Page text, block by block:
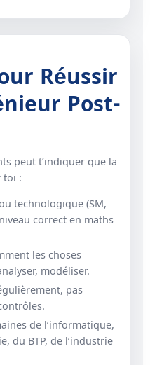
Réussir
Post-
peut t’indiquer que la
toi :
technologique (SM,
niveau correct en maths
les choses
modéliser.
pas
de l’informatique,
du BTP, de l’industrie